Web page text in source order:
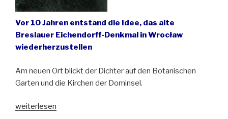
Vor 10 Jahren entstand die Idee, das alte
Breslauer Eichendorff-Denkmal in Wrocław
wiederherzustellen
Am neuen Ort blickt der Dichter auf den Botanischen
Garten und die Kirchen der Dominsel.
„Eichendorff
weiterlesen